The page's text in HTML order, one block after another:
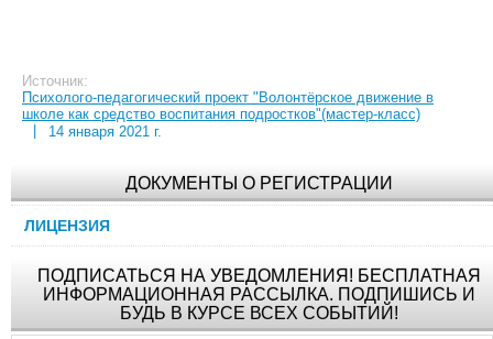
Источник:
Психолого-педагогический проект "Волонтёрское движение в
школе как средство воспитания подростков"(мастер-класс)
14 января 2021 г.
ДОКУМЕНТЫ О РЕГИСТРАЦИИ
ЛИЦЕНЗИЯ
ПОДПИСАТЬСЯ НА УВЕДОМЛЕНИЯ! БЕСПЛАТНАЯ
ИНФОРМАЦИОННАЯ РАССЫЛКА. ПОДПИШИСЬ И
БУДЬ В КУРСЕ ВСЕХ СОБЫТИЙ!